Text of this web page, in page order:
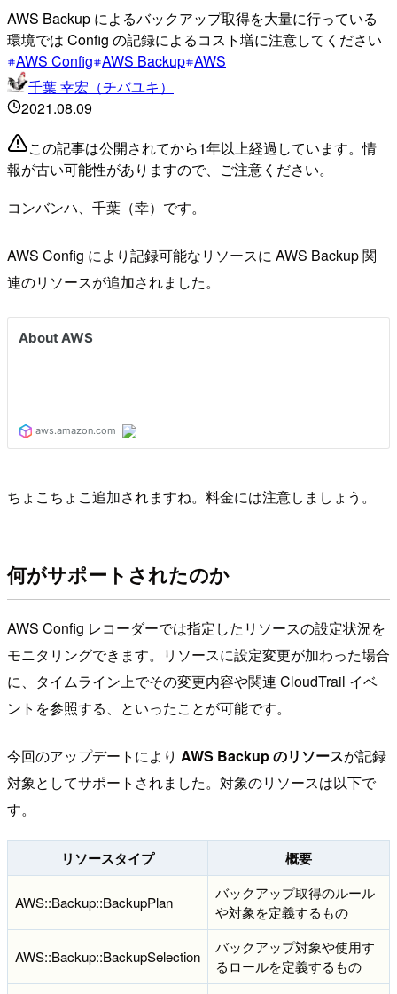
AWS Backup によるバックアップ取得を大量に行っている
環境では Config の記録によるコスト増に注意してください
AWS Config AWS Backup AWS
千葉 幸宏（チバユキ）
2021.08.09
この記事は公開されてから1年以上経過しています。情
報が古い可能性がありますので、ご注意ください。
コンバンハ、千葉（幸）です。
AWS Config により記録可能なリソースに AWS Backup 関
連のリソースが追加されました。
ちょこちょこ追加されますね。料金には注意しましょう。
何がサポートされたのか
AWS Config レコーダーでは指定したリソースの設定状況を
モニタリングできます。リソースに設定変更が加わった場合
に、タイムライン上でその変更内容や関連 CloudTrail イベ
ントを参照する、といったことが可能です。
今回のアップデートにより AWS Backup のリソースが記録
対象としてサポートされました。対象のリソースは以下で
す。
リソースタイプ 概要
AWS::Backup::BackupPlan
バックアップ取得のルール
や対象を定義するもの
AWS::Backup::BackupSelection
バックアップ対象や使用す
るロールを定義するもの